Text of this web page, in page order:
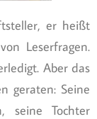
er heißt
Leserfragen.
Aber das
geraten: Seine
Tochter